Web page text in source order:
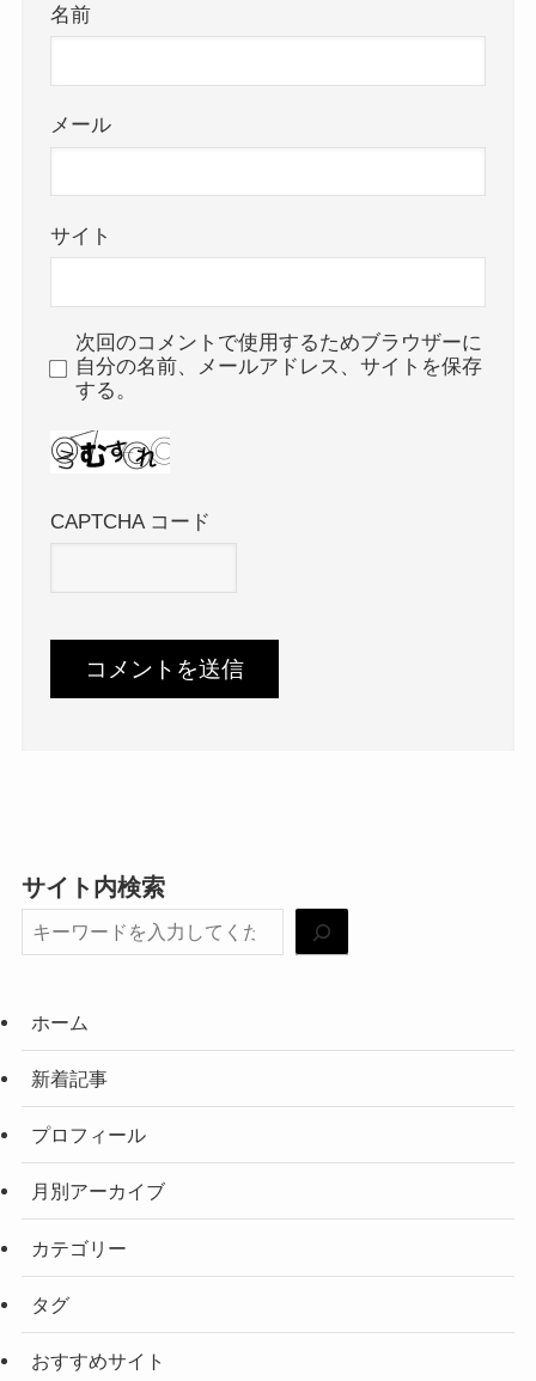
名前
メール
サイト
次回のコメントで使用するためブラウザーに
自分の名前、メールアドレス、サイトを保存
する。
CAPTCHA コード
サイト内検索
ホーム
新着記事
プロフィール
月別アーカイブ
カテゴリー
タグ
おすすめサイト